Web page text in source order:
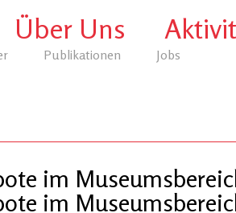
Publikationen Jobs
Über Uns
im
im